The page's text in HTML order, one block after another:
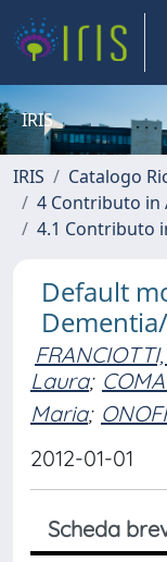
IRIS
IRIS
Catalogo
4 Contributo in
4.1 Contributo
Default
Laura;
Maria;
2012-01-01
Scheda